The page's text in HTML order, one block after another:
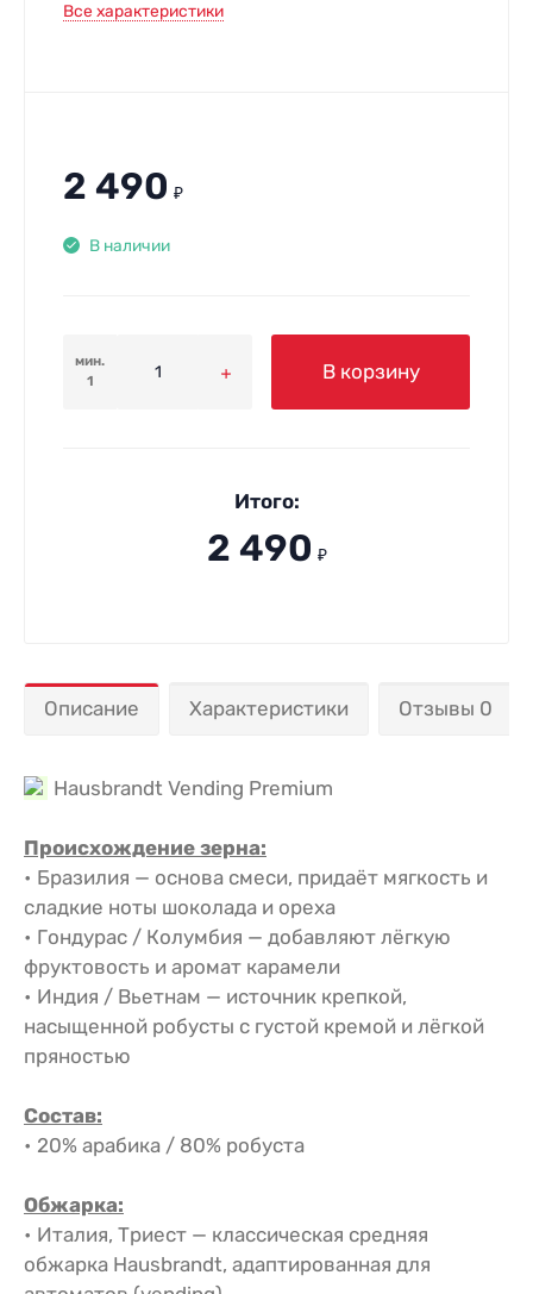
Все характеристики
2 490 ₽
В наличии
мин.
1
В корзину
Итого:
2 490 ₽
Описание Характеристики Отзывы 0
Hausbrandt Vending Premium
Происхождение зерна:
• Бразилия — основа смеси, придаёт мягкость и
сладкие ноты шоколада и ореха
• Гондурас / Колумбия — добавляют лёгкую
фруктовость и аромат карамели
• Индия / Вьетнам — источник крепкой,
насыщенной робусты с густой кремой и лёгкой
пряностью
Состав:
• 20% арабика / 80% робуста
Обжарка:
• Италия, Триест — классическая средняя
обжарка Hausbrandt, адаптированная для